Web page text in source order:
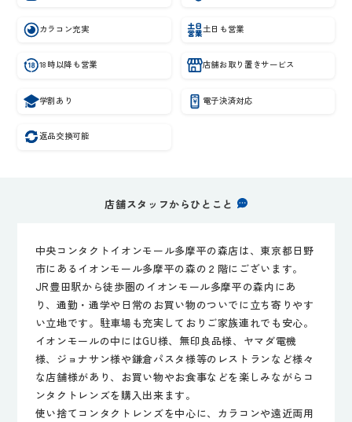
カラコン充実 土日も営業
18時以降も営業 店舗お取り置きサービス
学割あり 電子決済対応
返品交換可能
店舗スタッフからひとこと
中央コンタクトイオンモール多摩平の森店は、東京都日野
市にあるイオンモール多摩平の森の２階にございます。
JR豊田駅から徒歩圏のイオンモール多摩平の森内にあ
り、通勤・通学や日常のお買い物のついでに立ち寄りやす
い立地です。駐車場も充実しておりご家族連れでも安心。
イオンモールの中にはGU様、無印良品様、ヤマダ電機
様、ジョナサン様や鎌倉パスタ様等のレストランなど様々
な店舗様があり、お買い物やお食事などを楽しみながらコ
ンタクトレンズを購入出来ます。
使い捨てコンタクトレンズを中心に、カラコンや遠近両用